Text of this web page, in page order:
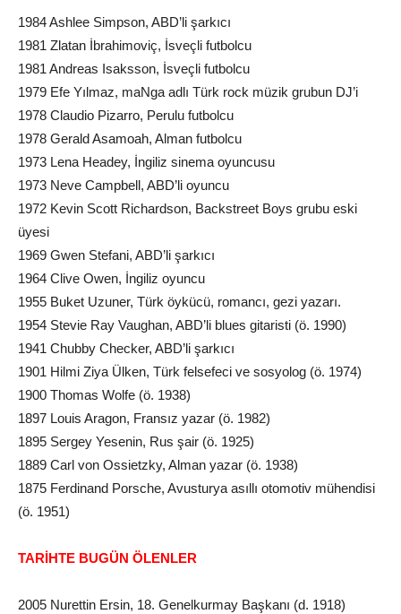
1984 Ashlee Simpson, ABD’li şarkıcı
1981 Zlatan İbrahimoviç, İsveçli futbolcu
1981 Andreas Isaksson, İsveçli futbolcu
1979 Efe Yılmaz, maNga adlı Türk rock müzik grubun DJ’i
1978 Claudio Pizarro, Perulu futbolcu
1978 Gerald Asamoah, Alman futbolcu
1973 Lena Headey, İngiliz sinema oyuncusu
1973 Neve Campbell, ABD’li oyuncu
1972 Kevin Scott Richardson, Backstreet Boys grubu eski
üyesi
1969 Gwen Stefani, ABD’li şarkıcı
1964 Clive Owen, İngiliz oyuncu
1955 Buket Uzuner, Türk öykücü, romancı, gezi yazarı.
1954 Stevie Ray Vaughan, ABD’li blues gitaristi (ö. 1990)
1941 Chubby Checker, ABD’li şarkıcı
1901 Hilmi Ziya Ülken, Türk felsefeci ve sosyolog (ö. 1974)
1900 Thomas Wolfe (ö. 1938)
1897 Louis Aragon, Fransız yazar (ö. 1982)
1895 Sergey Yesenin, Rus şair (ö. 1925)
1889 Carl von Ossietzky, Alman yazar (ö. 1938)
1875 Ferdinand Porsche, Avusturya asıllı otomotiv mühendisi
(ö. 1951)
TARİHTE BUGÜN ÖLENLER
2005 Nurettin Ersin, 18. Genelkurmay Başkanı (d. 1918)